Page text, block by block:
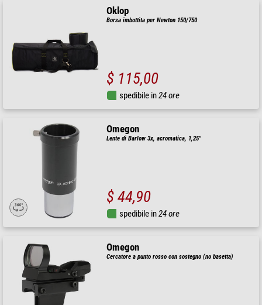
Oklop
Borsa imbottita per Newton 150/750
$ 115,00
spedibile in24 ore
Omegon
Lente di Barlow 3x, acromatica, 1,25"
$ 44,90
spedibile in24 ore
Omegon
Cercatore a punto rosso con sostegno (no basetta)